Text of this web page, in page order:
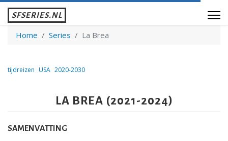
SFSERIES.NL
Home Series La Brea
LA BREA (2021-2024)
SAMENVATTING
tijdreizen USA 2020-2030